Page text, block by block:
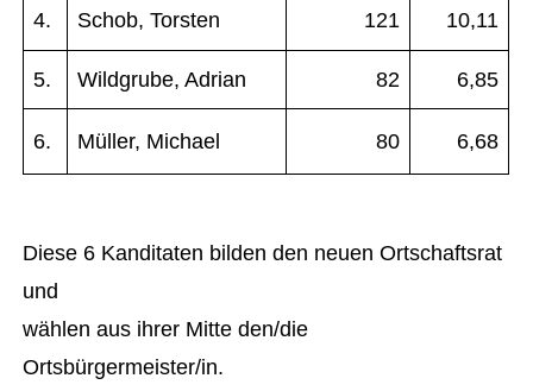
4. Schob, Torsten 121 10,11
5. Wildgrube, Adrian 82 6,85
6. Müller, Michael 80 6,68
Diese 6 Kanditaten bilden den neuen Ortschaftsrat
und
wählen aus ihrer Mitte den/die
Ortsbürgermeister/in.